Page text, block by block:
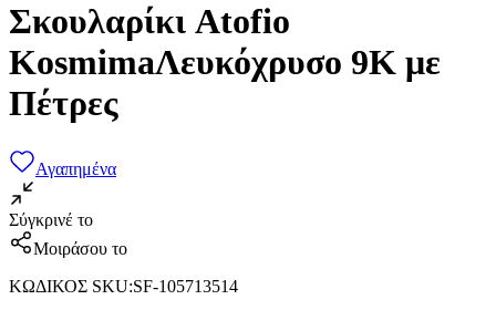
Σκουλαρίκι Atofio
KosmimaΛευκόχρυσο 9Κ με
Πέτρες
Αγαπημένα
Σύγκρινέ το
Μοιράσου το
ΚΩΔΙΚΟΣ SKU:SF-105713514